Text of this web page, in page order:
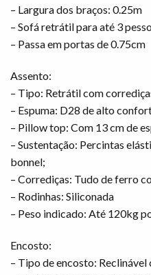
– Largura dos braços: 0.25m
– Sofá retrátil para até 3
– Passa em portas de 0.75cm
Assento:
– Tipo: Retrátil com
– Espuma: D28 de alto
– Pillow top: Com 13 cm de
– Sustentação: Percintas
bonnel;
– Corrediças: Tudo de ferro
– Rodinhas: Siliconada
– Peso indicado: Até 120kg
Encosto:
– Tipo de encosto: Reclinável